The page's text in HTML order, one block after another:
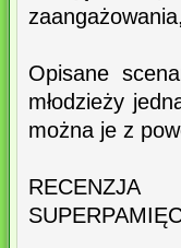
Opisane
młodzieży
można je z
RECENZJA